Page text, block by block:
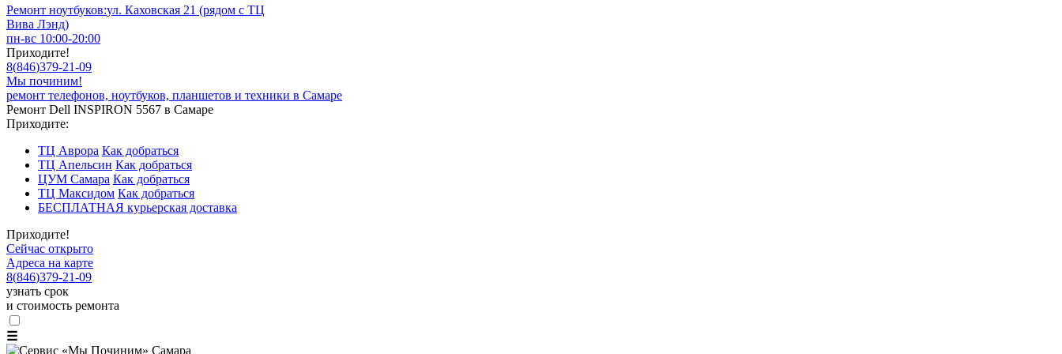
Ремонт ноутбуков:ул. Каховская 21 (рядом с ТЦ
Вива Лэнд)
пн-вс 10:00-20:00
Приходите!
8(846)379-21-09
Мы починим!
ремонт телефонов, ноутбуков, планшетов и техники в Самаре
Ремонт Dell INSPIRON 5567 в Самаре
Приходите:
ТЦ Аврора Как добраться
ТЦ Апельсин Как добраться
ЦУМ Самара Как добраться
ТЦ Максидом Как добраться
БЕСПЛАТНАЯ курьерская доставка
Приходите!
Сейчас открыто
Адреса на карте
8(846)379-21-09
узнать срок
и стоимость ремонта
☰